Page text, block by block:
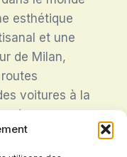
esthétique
et une
de Milan,
voitures à la
des
italien.